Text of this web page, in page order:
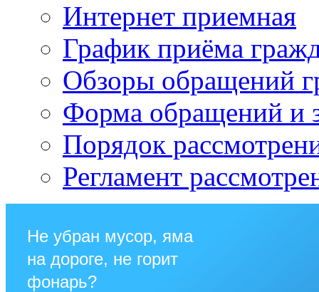
Интернет приемная
График приёма
Обзоры обращений
Форма обращений и
Порядок
Регламент
Не убран мусор, яма
на дороге, не горит
фонарь?